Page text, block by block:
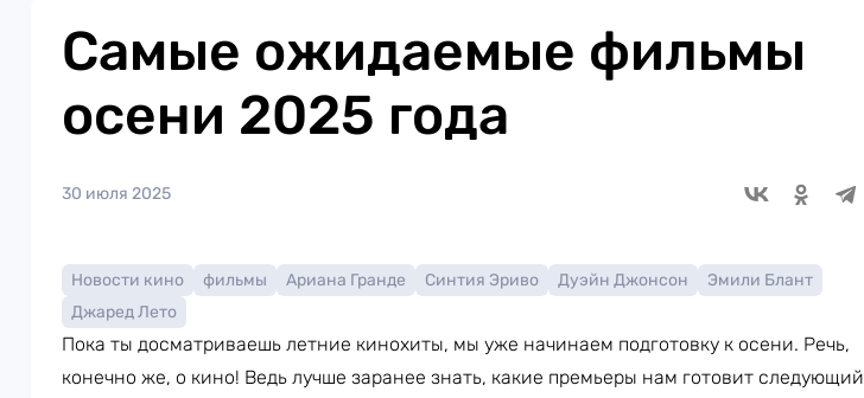
Самые ожидаемые фильмы
осени 2025 года
30 июля 2025
Новости кино фильмы Ариана Гранде Синтия Эриво Дуэйн Джонсон
Эмили Блант
Джаред Лето
Пока ты досматриваешь летние кинохиты, мы уже начинаем подготовку к осени. Речь,
конечно же, о кино! Ведь лучше заранее знать, какие премьеры нам готовит следующий